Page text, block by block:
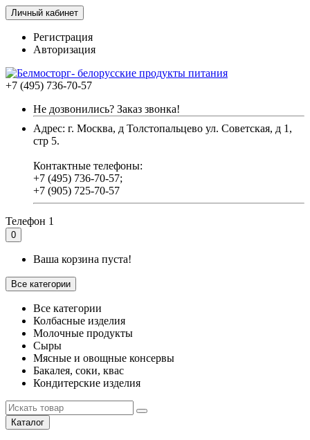
Личный кабинет
Регистрация
Авторизация
+7 (495) 736-70-57
Не дозвонились? Заказ звонка!
Адрес: г. Москва, д Толстопальцево ул. Советская, д 1,
стр 5.
Контактные телефоны:
+7 (495) 736-70-57;
+7 (905) 725-70-57
Телефон 1
0
Ваша корзина пуста!
Все категории
Все категории
Колбасные изделия
Молочные продукты
Сыры
Мясные и овощные консервы
Бакалея, соки, квас
Кондитерские изделия
Каталог